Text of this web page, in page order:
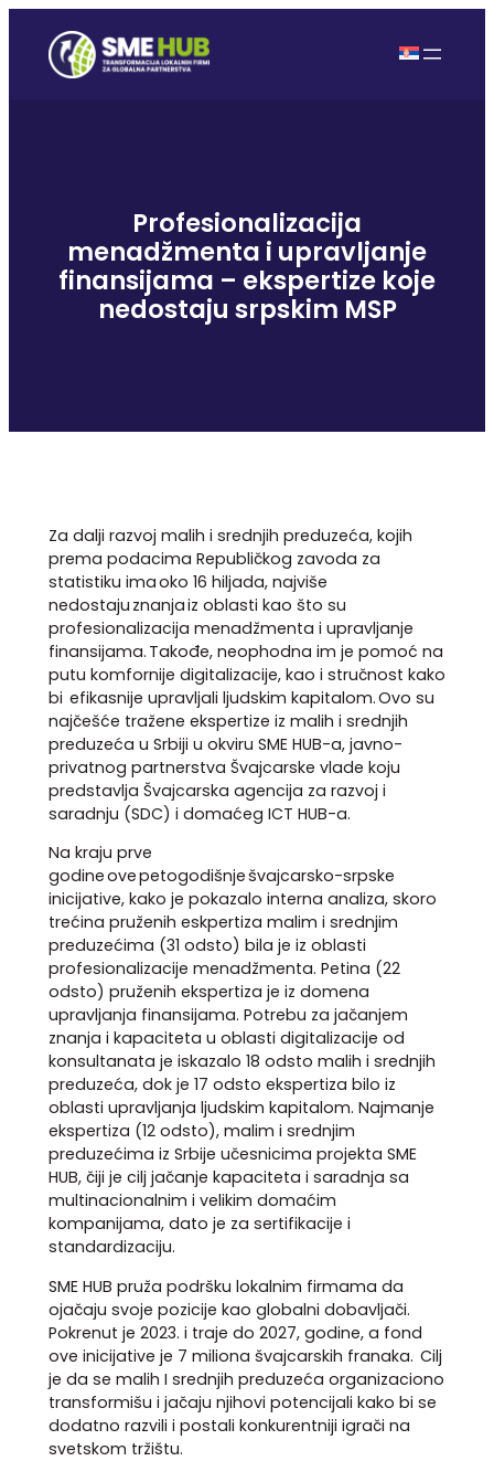
Profesionalizacija
menadžmenta i upravljanje
finansijama – ekspertize koje
nedostaju srpskim MSP
Za dalji razvoj malih i srednjih preduzeća, kojih
prema podacima Republičkog zavoda za
statistiku ima oko 16 hiljada, najviše
nedostaju znanja iz oblasti kao što su
profesionalizacija menadžmenta i upravljanje
finansijama. Takođe, neophodna im je pomoć na
putu komfornije digitalizacije, kao i stručnost kako
bi efikasnije upravljali ljudskim kapitalom. Ovo su
najčešće tražene ekspertize iz malih i srednjih
preduzeća u Srbiji u okviru SME HUB-a, javno-
privatnog partnerstva Švajcarske vlade koju
predstavlja Švajcarska agencija za razvoj i
saradnju (SDC) i domaćeg ICT HUB-a.
Na kraju prve
godine ove petogodišnje švajcarsko-srpske
inicijative, kako je pokazalo interna analiza, skoro
trećina pruženih eskpertiza malim i srednjim
preduzećima (31 odsto) bila je iz oblasti
profesionalizacije menadžmenta. Petina (22
odsto) pruženih ekspertiza je iz domena
upravljanja finansijama. Potrebu za jačanjem
znanja i kapaciteta u oblasti digitalizacije od
konsultanata je iskazalo 18 odsto malih i srednjih
preduzeća, dok je 17 odsto ekspertiza bilo iz
oblasti upravljanja ljudskim kapitalom. Najmanje
ekspertiza (12 odsto), malim i srednjim
preduzećima iz Srbije učesnicima projekta SME
HUB, čiji je cilj jačanje kapaciteta i saradnja sa
multinacionalnim i velikim domaćim
kompanijama, dato je za sertifikacije i
standardizaciju.
SME HUB pruža podršku lokalnim firmama da
ojačaju svoje pozicije kao globalni dobavljači.
Pokrenut je 2023. i traje do 2027, godine, a fond
ove inicijative je 7 miliona švajcarskih franaka. Cilj
je da se malih I srednjih preduzeća organizaciono
transformišu i jačaju njihovi potencijali kako bi se
dodatno razvili i postali konkurentniji igrači na
svetskom tržištu.